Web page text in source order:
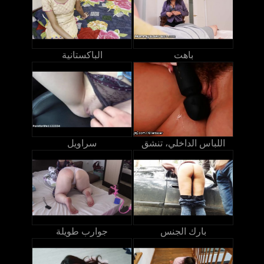
الباكستانية باهت
سراويل اللباس الداخلي، تنشق
جوارب طويلة بارك الجنس